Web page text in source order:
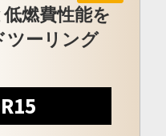
燃費性能を
ツーリング